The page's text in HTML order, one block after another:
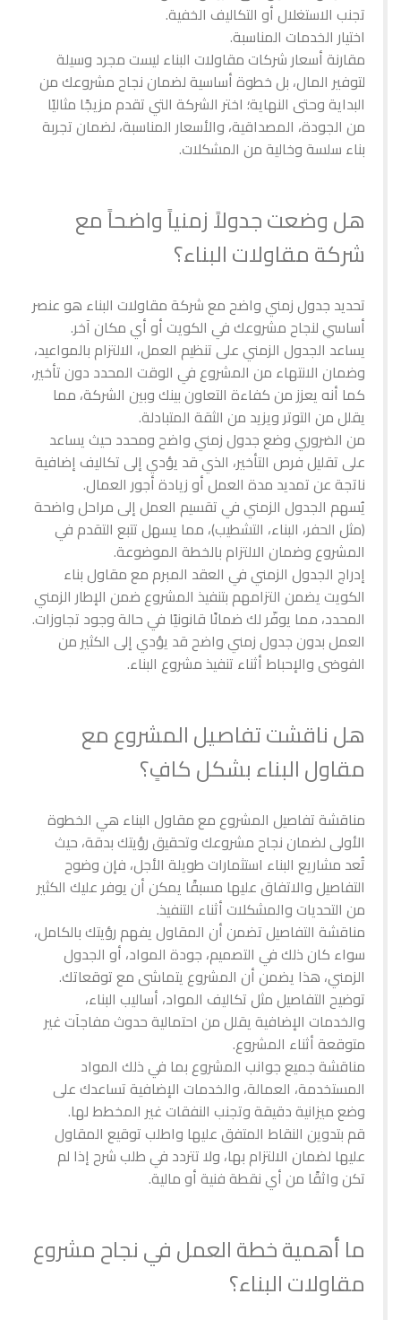
تجنب الاستغلال أو التكاليف الخفية.
اختيار الخدمات المناسبة.
مقارنة أسعار شركات مقاولات البناء ليست مجرد وسيلة
لتوفير المال، بل خطوة أساسية لضمان نجاح مشروعك من
البداية وحتى النهاية؛ اختر الشركة التي تقدم مزيجًا مثاليًا
من الجودة، المصداقية، والأسعار المناسبة، لضمان تجربة
بناء سلسة وخالية من المشكلات.
هل وضعت جدولاً زمنياً واضحاً مع
شركة مقاولات البناء؟
تحديد جدول زمني واضح مع شركة مقاولات البناء هو عنصر
أساسي لنجاح مشروعك في الكويت أو أي مكان آخر.
يساعد الجدول الزمني على تنظيم العمل، الالتزام بالمواعيد،
وضمان الانتهاء من المشروع في الوقت المحدد دون تأخير،
كما أنه يعزز من كفاءة التعاون بينك وبين الشركة، مما
يقلل من التوتر ويزيد من الثقة المتبادلة.
من الضروري وضع جدول زمني واضح ومحدد حيث يساعد
على تقليل فرص التأخير، الذي قد يؤدي إلى تكاليف إضافية
ناتجة عن تمديد مدة العمل أو زيادة أجور العمال.
يُسهم الجدول الزمني في تقسيم العمل إلى مراحل واضحة
(مثل الحفر، البناء، التشطيب)، مما يسهل تتبع التقدم في
المشروع وضمان الالتزام بالخطة الموضوعة.
إدراج الجدول الزمني في العقد المبرم مع مقاول بناء
الكويت يضمن التزامهم بتنفيذ المشروع ضمن الإطار الزمني
المحدد، مما يوفّر لك ضمانًا قانونيًا في حالة وجود تجاوزات.
العمل بدون جدول زمني واضح قد يؤدي إلى الكثير من
الفوضى والإحباط أثناء تنفيذ مشروع البناء.
هل ناقشت تفاصيل المشروع مع
مقاول البناء بشكل كافٍ؟
مناقشة تفاصيل المشروع مع مقاول البناء هي الخطوة
الأولى لضمان نجاح مشروعك وتحقيق رؤيتك بدقة، حيث
تُعد مشاريع البناء استثمارات طويلة الأجل، فإن وضوح
التفاصيل والاتفاق عليها مسبقًا يمكن أن يوفر عليك الكثير
من التحديات والمشكلات أثناء التنفيذ.
مناقشة التفاصيل تضمن أن المقاول يفهم رؤيتك بالكامل،
سواء كان ذلك في التصميم، جودة المواد، أو الجدول
الزمني، هذا يضمن أن المشروع يتماشى مع توقعاتك.
توضيح التفاصيل مثل تكاليف المواد، أساليب البناء،
والخدمات الإضافية يقلل من احتمالية حدوث مفاجآت غير
متوقعة أثناء المشروع.
مناقشة جميع جوانب المشروع بما في ذلك المواد
المستخدمة، العمالة، والخدمات الإضافية تساعدك على
وضع ميزانية دقيقة وتجنب النفقات غير المخطط لها.
قم بتدوين النقاط المتفق عليها واطلب توقيع المقاول
عليها لضمان الالتزام بها، ولا تتردد في طلب شرح إذا لم
تكن واثقًا من أي نقطة فنية أو مالية.
ما أهمية خطة العمل في نجاح مشروع
مقاولات البناء؟